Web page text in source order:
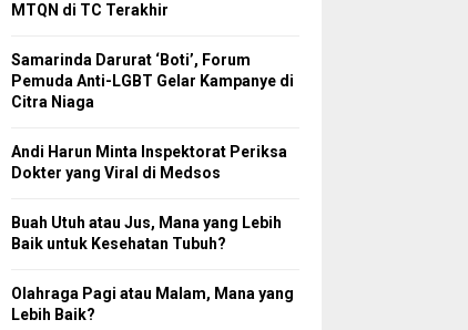
MTQN di TC Terakhir
Samarinda Darurat ‘Boti’, Forum
Pemuda Anti-LGBT Gelar Kampanye di
Citra Niaga
Andi Harun Minta Inspektorat Periksa
Dokter yang Viral di Medsos
Buah Utuh atau Jus, Mana yang Lebih
Baik untuk Kesehatan Tubuh?
Olahraga Pagi atau Malam, Mana yang
Lebih Baik?